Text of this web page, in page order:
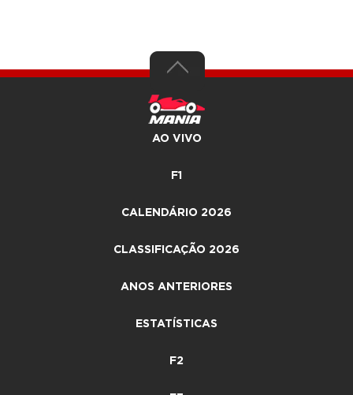
AO VIVO
F1
CALENDÁRIO 2026
CLASSIFICAÇÃO 2026
ANOS ANTERIORES
ESTATÍSTICAS
F2